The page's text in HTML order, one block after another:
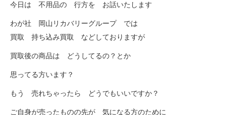
今日は 不用品の 行方を お話いたします
わが社 岡山リカバリーグループ では
買取 持ち込み買取 などしておりますが
買取後の商品は どうしてるの？とか
思ってる方います？
もう 売れちゃったら どうでもいいですか？
ご自身が売ったものの先が 気になる方のために